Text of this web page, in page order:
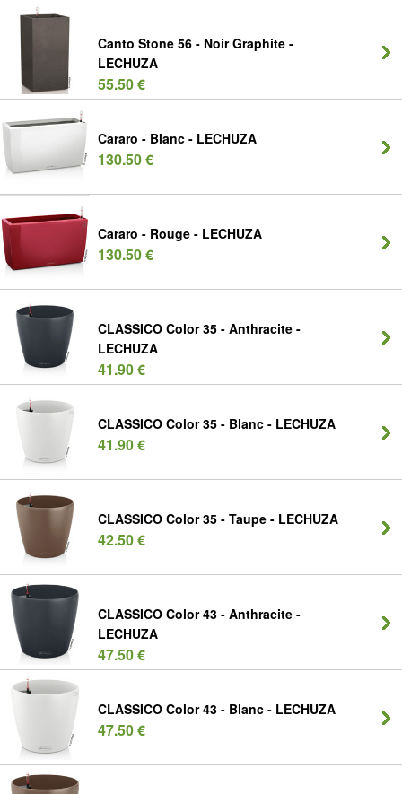
Canto Stone 56 - Noir Graphite -
LECHUZA
55.50 €
Cararo - Blanc - LECHUZA
130.50 €
Cararo - Rouge - LECHUZA
130.50 €
CLASSICO Color 35 - Anthracite -
LECHUZA
41.90 €
CLASSICO Color 35 - Blanc - LECHUZA
41.90 €
CLASSICO Color 35 - Taupe - LECHUZA
42.50 €
CLASSICO Color 43 - Anthracite -
LECHUZA
47.50 €
CLASSICO Color 43 - Blanc - LECHUZA
47.50 €